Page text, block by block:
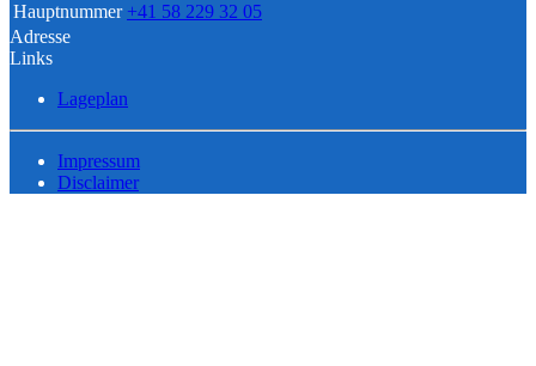
Hauptnummer +41 58 229 32 05
Adresse
Links
Lageplan
Impressum
Disclaimer